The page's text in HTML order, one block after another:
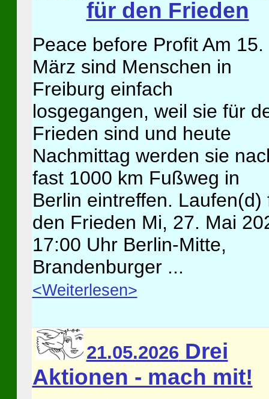
für den Frieden
Peace before Profit Am 15.
März sind Menschen in
Freiburg einfach
losgegangen, weil sie für
Frieden sind und heute
Nachmittag werden sie
fast 1000 km Fußweg in
Berlin eintreffen. Laufen(d)
den Frieden Mi, 27. Mai
17:00 Uhr Berlin-Mitte,
Brandenburger ...
<Weiterlesen>
21.05.2026 Drei
Aktionen - mach mit!